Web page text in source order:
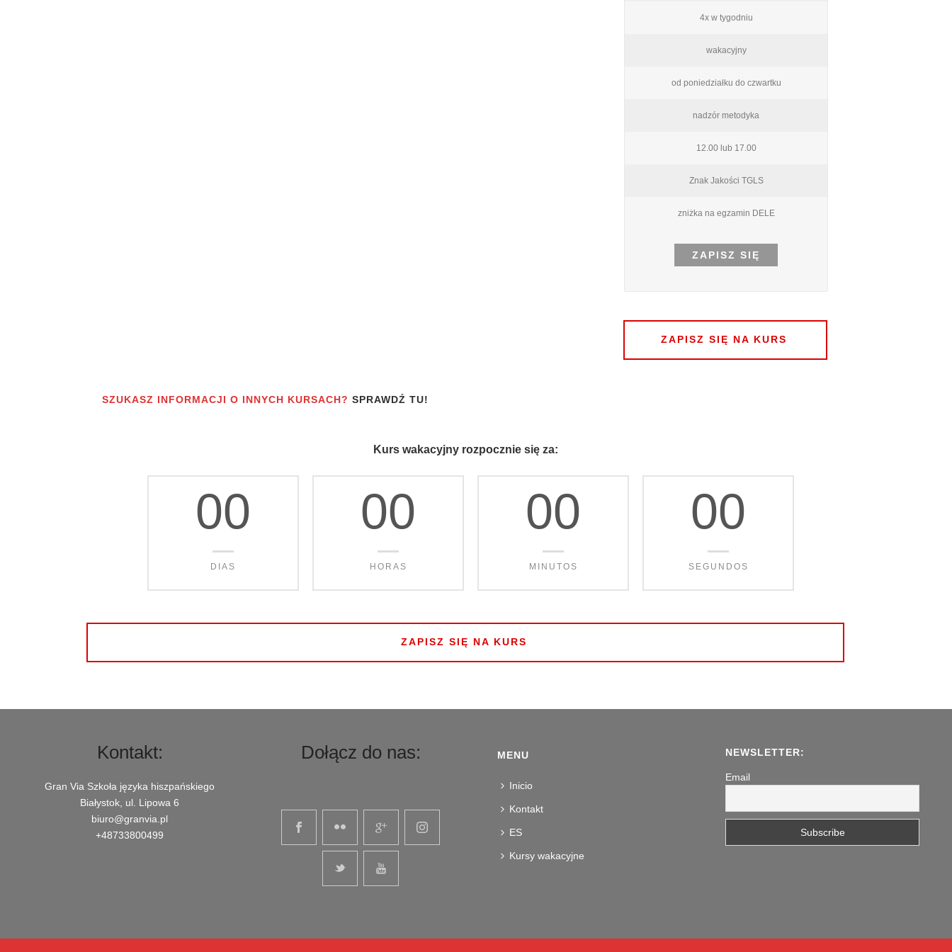
4x w tygodniu
wakacyjny
od poniedziałku do czwartku
nadzór metodyka
12.00 lub 17.00
Znak Jakości TGLS
zniżka na egzamin DELE
ZAPISZ SIĘ
ZAPISZ SIĘ NA KURS
SZUKASZ INFORMACJI O INNYCH KURSACH? SPRAWDŹ TU!
Kurs wakacyjny rozpocznie się za:
00
DIAS
00
HORAS
00
MINUTOS
00
SEGUNDOS
ZAPISZ SIĘ NA KURS
Kontakt:
Gran Via Szkoła języka hiszpańskiego
Białystok, ul. Lipowa 6
biuro@granvia.pl
+48733800499
Dołącz do nas: MENU
Inicio
Kontakt
ES
Kursy wakacyjne
NEWSLETTER:
Email